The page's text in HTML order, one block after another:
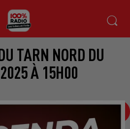
TARN NORD DU
À 15H00